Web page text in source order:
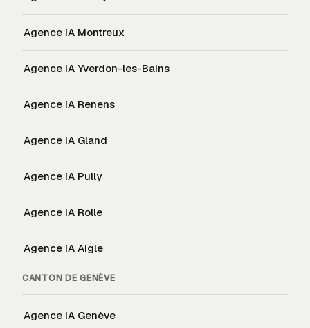
Agence IA Montreux
Agence IA Yverdon-les-Bains
Agence IA Renens
Agence IA Gland
Agence IA Pully
Agence IA Rolle
Agence IA Aigle
CANTON DEGENÈVE
Agence IA Genève